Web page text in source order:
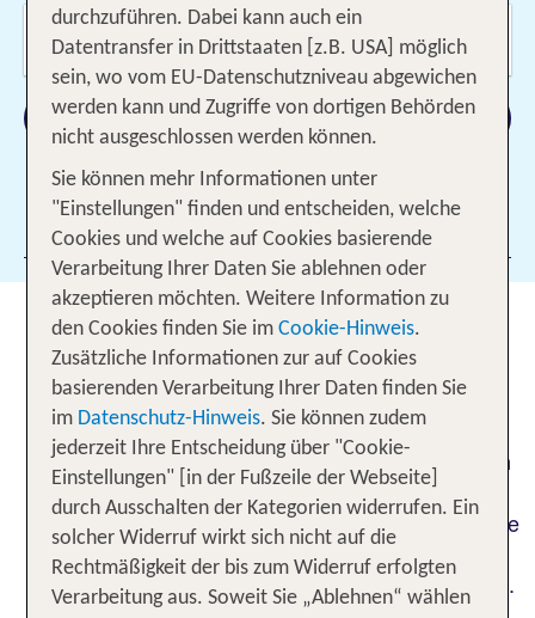
Wer reist mit?
2 Erwachsene
Suchen
Filter hinzufügen
Tauf-Event mit Robbie Williams
Konzert in Málaga*
Am 9. April 2025 wurde die Mein Schiff Relax in
Málaga direkt im Hafen der andalusischen
Küstenstadt feierlich getauft.Gäste erlebten eine
Weltpremiere mit spektakulärer Show und
exklusivem Open-Air-Konzert von Robbie Williams.
durchzuführen. Dabei kann auch ein
Datentransfer in Drittstaaten [z.B. USA] möglich
sein, wo vom EU-Datenschutzniveau abgewichen
werden kann und Zugriffe von dortigen Behörden
nicht ausgeschlossen werden können.
Sie können mehr Informationen unter
"Einstellungen" finden und entscheiden, welche
Cookies und welche auf Cookies basierende
Verarbeitung Ihrer Daten Sie ablehnen oder
akzeptieren möchten. Weitere Information zu
den Cookies finden Sie im Cookie-Hinweis.
Zusätzliche Informationen zur auf Cookies
basierenden Verarbeitung Ihrer Daten finden Sie
im Datenschutz-Hinweis. Sie können zudem
jederzeit Ihre Entscheidung über "Cookie-
Einstellungen" [in der Fußzeile der Webseite]
durch Ausschalten der Kategorien widerrufen. Ein
solcher Widerruf wirkt sich nicht auf die
Rechtmäßigkeit der bis zum Widerruf erfolgten
Verarbeitung aus. Soweit Sie „Ablehnen“ wählen